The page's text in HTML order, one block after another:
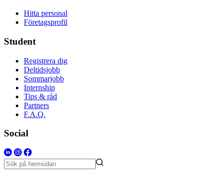
Hitta personal
Företagsprofil
Student
Registrera dig
Deltidsjobb
Sommarjobb
Internship
Tips & råd
Partners
F.A.Q.
Social